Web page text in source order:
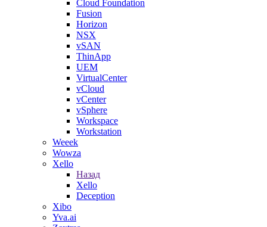
Cloud Foundation
Fusion
Horizon
NSX
vSAN
ThinApp
UEM
VirtualCenter
vCloud
vCenter
vSphere
Workspace
Workstation
Weeek
Wowza
Xello
Назад
Xello
Deception
Xibo
Yva.ai